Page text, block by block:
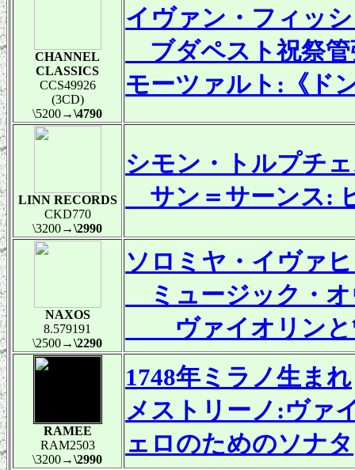
CHANNEL
CLASSICS
CCS49926
(3CD)
\5200→\4790
イヴァン・フィッ
ブダペスト祝祭管
モーツァルト:《ド
LINN RECORDS
CKD770
\3200→\2990
シモン・トルプチ
サン＝サーンス:
NAXOS
8.579191
\2500→\2290
ソロミヤ・イヴァ
ミュージック・オ
ヴァイオリンと
RAMEE
RAM2503
\3200→\2990
1748年ミラノ生まれ
メストリーノ:ヴァ
ェロのためのソナタ